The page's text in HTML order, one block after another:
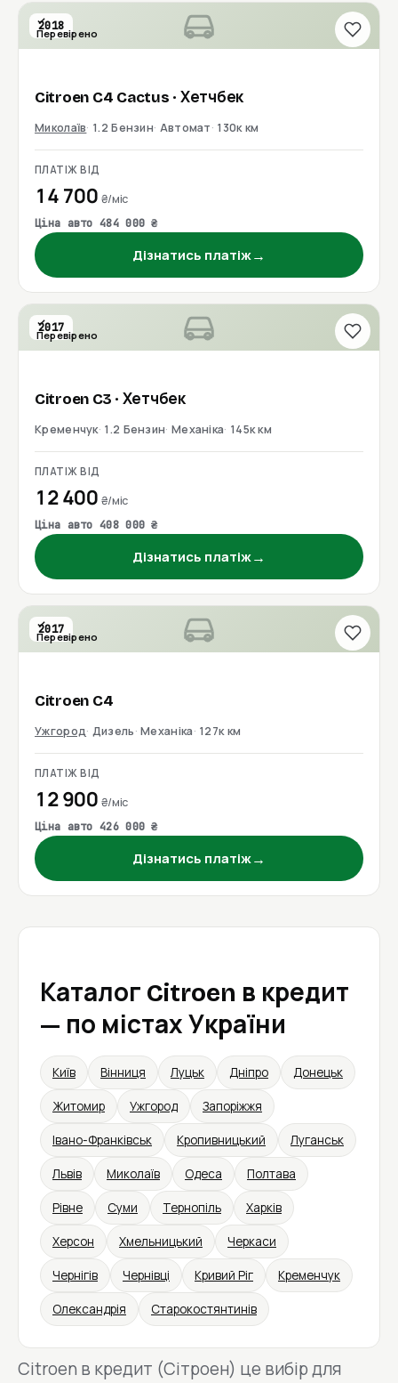
2018
Перевірено
Citroen C4 Cactus · Хетчбек
Миколаїв 1.2 Бензин Автомат 130к км
ПЛАТІЖ ВІД
14 700 ₴/міс
Ціна авто 484 000 ₴
Дізнатись платіж→
2017
Перевірено
Citroen C3 · Хетчбек
Кременчук 1.2 Бензин Механіка 145к км
ПЛАТІЖ ВІД
12 400 ₴/міс
Ціна авто 408 000 ₴
Дізнатись платіж→
2017
Перевірено
Citroen C4
Ужгород Дизель Механіка 127к км
ПЛАТІЖ ВІД
12 900 ₴/міс
Ціна авто 426 000 ₴
Дізнатись платіж→
Каталог Citroen в кредит
— по містах України
Київ Вінниця Луцьк Дніпро Донецьк
Житомир Ужгород Запоріжжя
Івано-Франківськ Кропивницький Луганськ
Львів Миколаїв Одеса Полтава
Рівне Суми Тернопіль Харків
Херсон Хмельницький Черкаси
Чернігів Чернівці Кривий Ріг Кременчук
Олександрія Старокостянтинів
Citroen в кредит (Сітроен) це вибір для